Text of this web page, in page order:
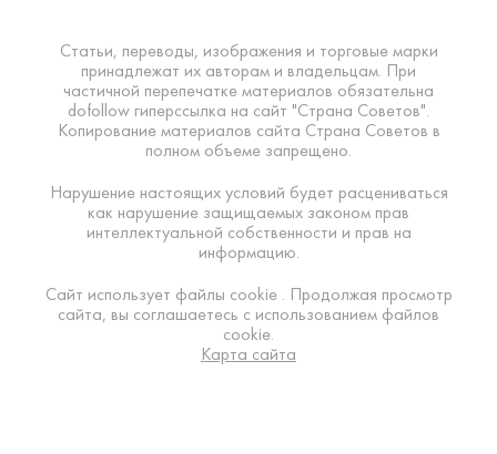
Статьи, переводы, изображения и торговые марки
принадлежат их авторам и владельцам. При
частичной перепечатке материалов обязательна
dofollow гиперссылка на сайт "Страна Советов".
Копирование материалов сайта Страна Советов в
полном объеме запрещено.
Нарушение настоящих условий будет расцениваться
как нарушение защищаемых законом прав
интеллектуальной собственности и прав на
информацию.
Сайт использует файлы cookie . Продолжая просмотр
сайта, вы соглашаетесь с использованием файлов
cookie.
Карта сайта